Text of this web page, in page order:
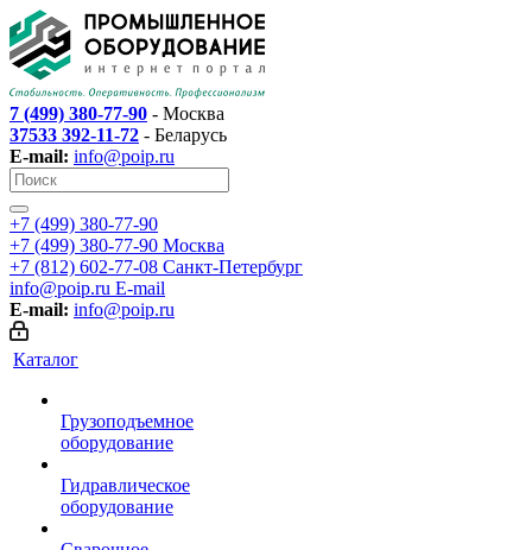
7 (499) 380-77-90 - Москва
37533 392-11-72 - Беларусь
E-mail: info@poip.ru
+7 (499) 380-77-90
+7 (499) 380-77-90 Москва
+7 (812) 602-77-08 Санкт-Петербург
info@poip.ru E-mail
E-mail: info@poip.ru
Каталог
Грузоподъемное
оборудование
Гидравлическое
оборудование